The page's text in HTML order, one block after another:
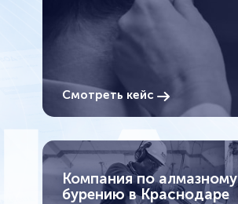
Смотреть кейс
Компания по алмазному
бурению в Краснодаре